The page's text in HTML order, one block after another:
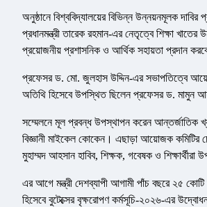
অনুষ্ঠানে বিশ্ববিদ্যালয়ের বিভিন্ন উন্নয়নমূলক দাবির
প্রধানমন্ত্রী তারেক রহমান-এর নেতৃত্বে শিক্ষা খাতের
প্রয়োজনীয় প্রশাসনিক ও আর্থিক সহায়তা প্রদান
প্রফেসর ড. মো. জুলহাস উদ্দিন-এর সভাপতিত্বে
অতিথি হিসেবে উপস্থিত ছিলেন প্রফেসর ড. মামুন
সম্মেলনে মূল প্রবন্ধ উপস্থাপন করেন আন্তর্জাতিক
বিজ্ঞানী মাইকেল কোকেন। এছাড়া আয়োজক কমিটির
মুহাম্মদ আহসান হাবিব, শিক্ষক, গবেষক ও শিক্ষার্থীরা
এর আগে মন্ত্রী দেশব্যাপী আগামী পাঁচ বছরে ২৫
হিসেবে বুটেক্সের বৃক্ষরোপণ কর্মসূচি-২০২৬-এর